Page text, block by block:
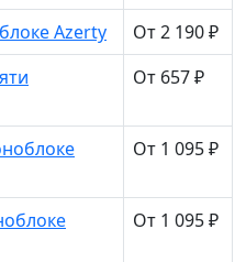
Azerty
От 2 190 ₽
От 657 ₽
От 1 095 ₽
От 1 095 ₽